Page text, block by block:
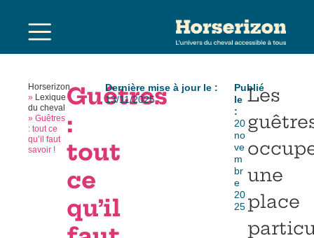
Horserizon
» Lexique
du cheval
» Guêtres
: tout ce
qu’il faut
savoir !
Guêtres
:
tout
ce
qu’il
Dernière mise à jour le :
13/11/2025
Publié
le
:
20
no
ve
m
br
e
20
25
Les
une
place